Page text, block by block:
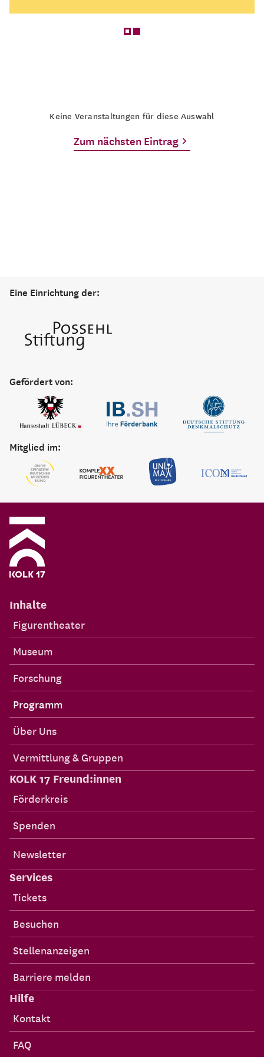
Keine Veranstaltungen für diese Auswahl
Zum nächsten Eintrag
Eine Einrichtung der:
Gefördert von:
Mitglied im:
Inhalte
Figurentheater
Museum
Forschung
Programm
Über Uns
Vermittlung & Gruppen
KOLK 17 Freund:innen
Förderkreis
Spenden
Newsletter
Services
Tickets
Besuchen
Stellenanzeigen
Barriere melden
Hilfe
Kontakt
FAQ